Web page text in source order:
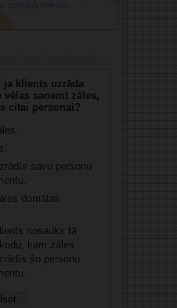
ja klients uzrāda
saņemt zāles,
citai personai?
savu personu
domātas
nosauks tā
kam zāles
šo personu